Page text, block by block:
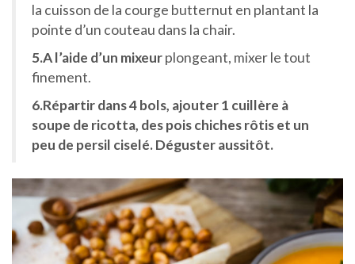
la cuisson de la courge butternut en plantant la
pointe d’un couteau dans la chair.
5.A l’aide d’un mixeurplongeant, mixer le tout
finement.
6.Répartir dans 4 bols, ajouter 1 cuillère à
soupe de ricotta, des pois chiches rôtis et un
peu de persil ciselé. Déguster aussitôt.